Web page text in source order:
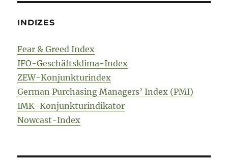
INDIZES
Fear & Greed Index
IFO-Geschäftsklima-Index
ZEW-Konjunkturindex
German Purchasing Managers’ Index (PMI)
IMK-Konjunkturindikator
Nowcast-Index